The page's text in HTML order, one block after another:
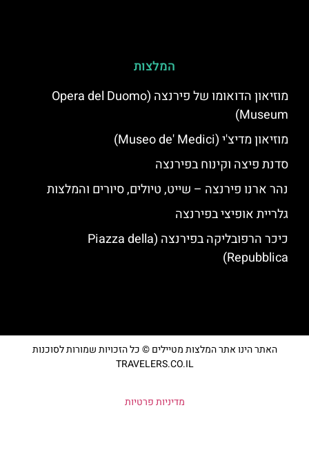
המלצות
מוזיאון הדואומו של פירנצה (Opera del Duomo
Museum)
מוזיאון מדיצ'י (Museo de' Medici)
סדנת פיצה וקינוח בפירנצה
נהר ארנו פירנצה – שייט, טיולים, סיורים והמלצות
גלריית אופיצי בפירנצה
כיכר הרפובליקה בפירנצה (Piazza della
Repubblica)
האתר הינו אתר המלצות מטיילים © כל הזכויות שמורות לסוכנות
TRAVELERS.CO.IL
מדיניות פרטיות